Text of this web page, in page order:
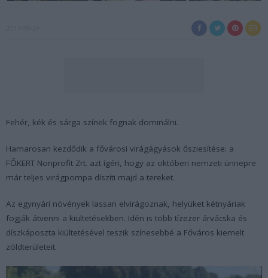
Fehér, kék és sárga színek fognak dominálni.
Hamarosan kezdődik a fővárosi virágágyások ősziesítése: a
FŐKERT Nonprofit Zrt. azt ígéri, hogy az októberi nemzeti ünnepre
már teljes virágpompa díszíti majd a tereket.
Az egynyári növények lassan elvirágoznak, helyüket kétnyáriak
fogják átvenni a kiültetésekben. Idén is több tízezer árvácska és
díszkáposzta kiültetésével teszik színesebbé a Főváros kiemelt
zöldterületeit.